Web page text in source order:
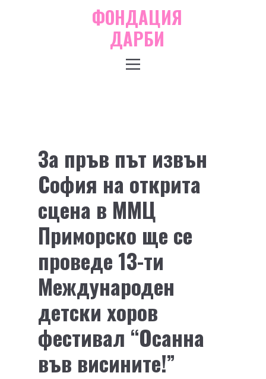
ФОНДАЦИЯ
ДАРБИ
За пръв път извън
София на открита
сцена в ММЦ
Приморско ще се
проведе 13-ти
Международен
детски хоров
фестивал “Осанна
във висините!”